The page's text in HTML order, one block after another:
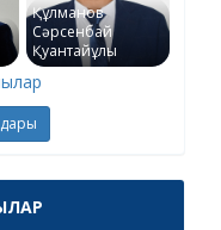
Құлманов
Сәрсенбай
Қуантайұлы